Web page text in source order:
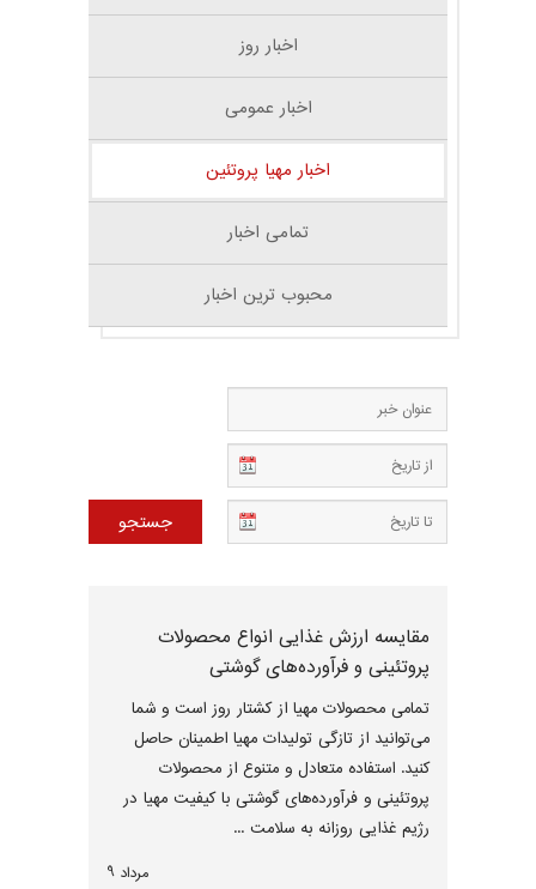
اخبار روز
اخبار عمومی
اخبار مهیا پروتئین
تمامی اخبار
محبوب ترین اخبار
مقایسه ارزش غذایی انواع محصولات
پروتئینی و فرآورده‌های گوشتی
تمامی محصولات مهیا از کشتار روز است و شما
می‌توانید از تازگی تولیدات مهیا اطمینان حاصل
کنید. استفاده متعادل و متنوع از محصولات
پروتئینی و فرآورده‌های گوشتی با کیفیت مهیا در
رژیم غذایی روزانه به سلامت ...
مرداد 9